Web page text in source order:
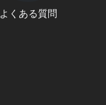
よくある質問